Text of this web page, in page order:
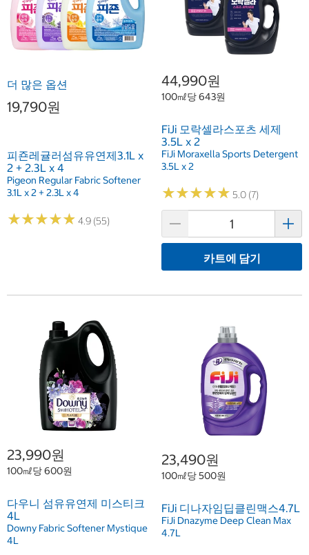
더 많은 옵션
19,790원
피죤레귤러섬유유연제3.1L x
2 + 2.3L x 4
Pigeon Regular Fabric Softener
3.1L x 2 + 2.3L x 4
★★★★★
★★★★★ 4.9 (55)
44,990원
100㎖당 643원
FiJi 모락셀라스포츠 세제
3.5L x 2
FiJi Moraxella Sports Detergent
3.5L x 2
★★★★★
★★★★★ 5.0 (7)
카트에 담기
23,990원
100㎖당 600원
다우니 섬유유연제 미스티크
4L
Downy Fabric Softener Mystique
4L
23,490원
100㎖당 500원
FiJi 디나자임딥클린맥스4.7L
FiJi Dnazyme Deep Clean Max
4.7L